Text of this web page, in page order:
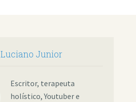
Luciano Junior
Escritor, terapeuta
holístico, Youtuber e